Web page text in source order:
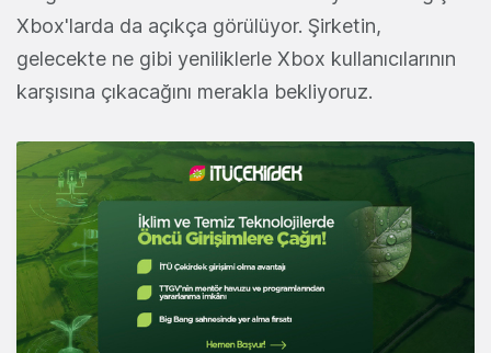
Xbox'larda da açıkça görülüyor. Şirketin,
gelecekte ne gibi yeniliklerle Xbox kullanıcılarının
karşısına çıkacağını merakla bekliyoruz.